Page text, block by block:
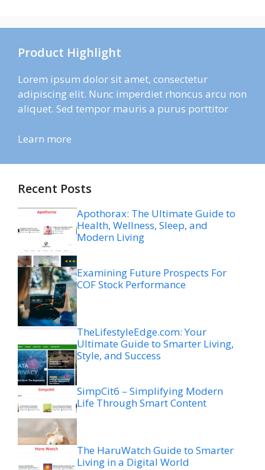
Product Highlight
Lorem ipsum dolor sit amet, consectetur
adipiscing elit. Nunc imperdiet rhoncus arcu non
aliquet. Sed tempor mauris a purus porttitor
Learn more
Recent Posts
Apothorax: The Ultimate Guide to
Health, Wellness, Sleep, and
Modern Living
Examining Future Prospects For
COF Stock Performance
TheLifestyleEdge.com: Your
Ultimate Guide to Smarter Living,
Style, and Success
SimpCit6 – Simplifying Modern
Life Through Smart Content
The HaruWatch Guide to Smarter
Living in a Digital World